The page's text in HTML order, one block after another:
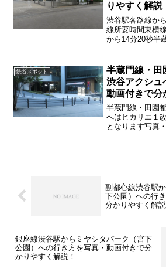
りやすく解説
渋谷駅各路線か
線所要時間東横
から14分20秒半
渋谷スポット
半蔵門線・田
渋谷アクシュ
動画付きで分
半蔵門線・田園
へはヒカリエ１
となります写真
副都心線渋谷駅
下公園）への行
分かりやすく解説
銀座線渋谷駅からミヤシタパーク（宮下
公園）への行き方を写真・動画付きで分
かりやすく解説！